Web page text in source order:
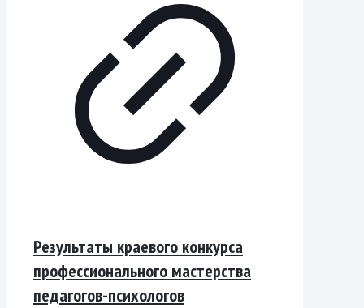
Результаты краевого конкурса
профессионального мастерства
педагогов-психологов